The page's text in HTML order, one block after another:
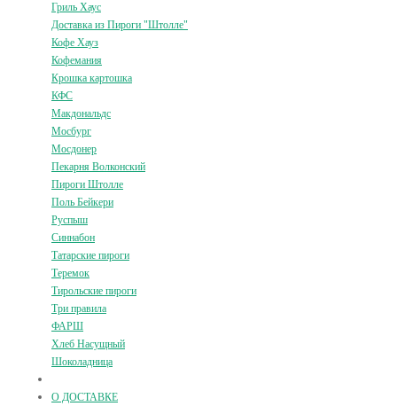
Гриль Хаус
Доставка из Пироги "Штолле"
Кофе Хауз
Кофемания
Крошка картошка
КФС
Макдональдс
Мосбург
Мосдонер
Пекарня Волконский
Пироги Штолле
Поль Бейкери
Руспыш
Синнабон
Татарские пироги
Теремок
Тирольские пироги
Три правила
ФАРШ
Хлеб Насущный
Шоколадница
О ДОСТАВКЕ